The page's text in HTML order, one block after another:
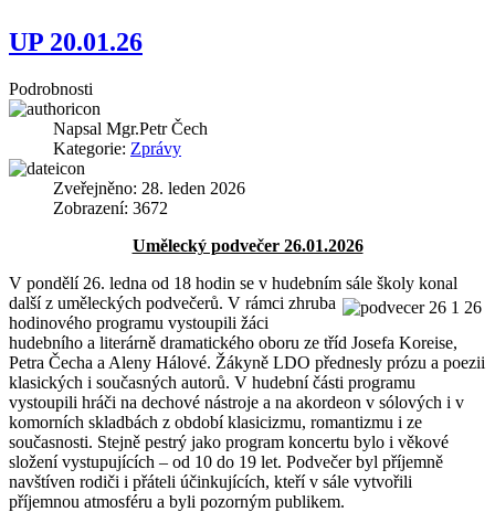
UP 20.01.26
Podrobnosti
Napsal Mgr.Petr Čech
Kategorie: Zprávy
Zveřejněno: 28. leden 2026
Zobrazení: 3672
Umělecký podvečer 26.01.2026
V pondělí 26. ledna od 18 hodin se v hudebním sále školy konal
další z uměleckých podvečerů. V rámci zhruba
hodinového programu vystoupili žáci
hudebního a literárně dramatického oboru ze tříd Josefa Koreise,
Petra Čecha a Aleny Hálové. Žákyně LDO přednesly prózu a poezii
klasických i současných autorů. V hudební části programu
vystoupili hráči na dechové nástroje a na akordeon v sólových i v
komorních skladbách z období klasicizmu, romantizmu i ze
současnosti. Stejně pestrý jako program koncertu bylo i věkové
složení vystupujících – od 10 do 19 let. Podvečer byl příjemně
navštíven rodiči i přáteli účinkujících, kteří v sále vytvořili
příjemnou atmosféru a byli pozorným publikem.